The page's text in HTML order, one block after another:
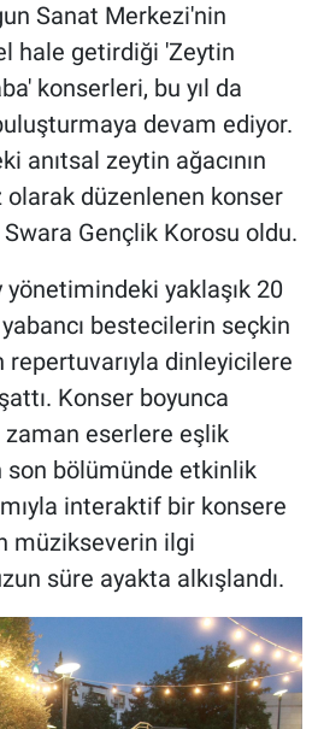
Sanat Merkezi'nin
hale getirdiği 'Zeytin
konserleri, bu yıl da
devam ediyor.
anıtsal zeytin ağacının
düzenlenen konser
Gençlik Korosu oldu.
yaklaşık 20
bestecilerin seçkin
dinleyicilere
Konser boyunca
eserlere eşlik
son bölümünde etkinlik
interaktif bir konsere
müzikseverin ilgi
süre ayakta alkışlandı.